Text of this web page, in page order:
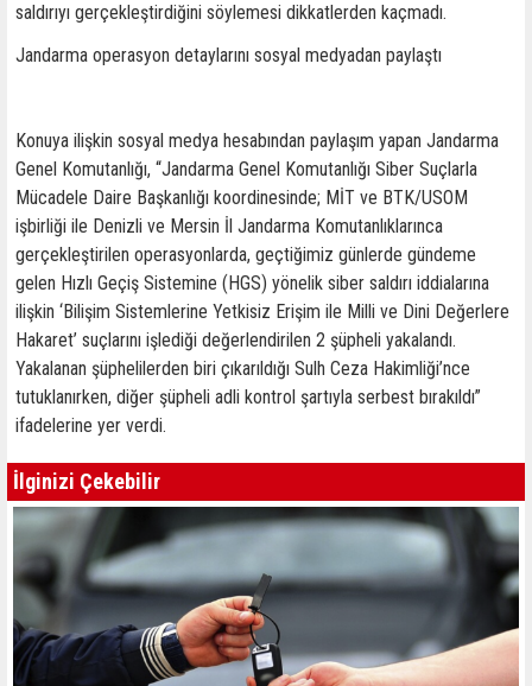
saldırıyı gerçekleştirdiğini söylemesi dikkatlerden kaçmadı.
Jandarma operasyon detaylarını sosyal medyadan paylaştı
Konuya ilişkin sosyal medya hesabından paylaşım yapan Jandarma
Genel Komutanlığı, “Jandarma Genel Komutanlığı Siber Suçlarla
Mücadele Daire Başkanlığı koordinesinde; MİT ve BTK/USOM
işbirliği ile Denizli ve Mersin İl Jandarma Komutanlıklarınca
gerçekleştirilen operasyonlarda, geçtiğimiz günlerde gündeme
gelen Hızlı Geçiş Sistemine (HGS) yönelik siber saldırı iddialarına
ilişkin ‘Bilişim Sistemlerine Yetkisiz Erişim ile Milli ve Dini Değerlere
Hakaret’ suçlarını işlediği değerlendirilen 2 şüpheli yakalandı.
Yakalanan şüphelilerden biri çıkarıldığı Sulh Ceza Hakimliği’nce
tutuklanırken, diğer şüpheli adli kontrol şartıyla serbest bırakıldı”
ifadelerine yer verdi.
İlginizi Çekebilir